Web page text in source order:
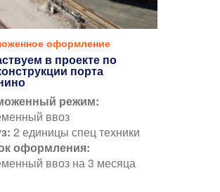
оформление
в проекте по
порта
режим:
ввоз
2 единицы спец техники
оформления:
ввоз на 3 месяца